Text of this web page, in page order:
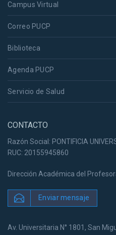
Campus Virtual
Correo PUCP
Biblioteca
Agenda PUCP
Servicio de Salud
CONTACTO
Razón Social: PONTIFICIA
RUC: 20155945860
Dirección Académica del
Enviar mensaje
Av. Universitaria N° 1801, San